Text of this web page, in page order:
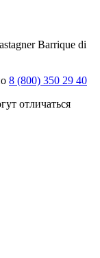
Barrique di
8 (800) 350 29 40
отличаться